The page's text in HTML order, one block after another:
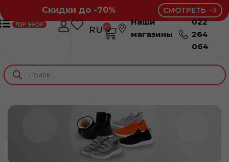
Скидки до -70% СМОТРЕТЬ
RU
RO
0
Наши
магазины
022
264
064